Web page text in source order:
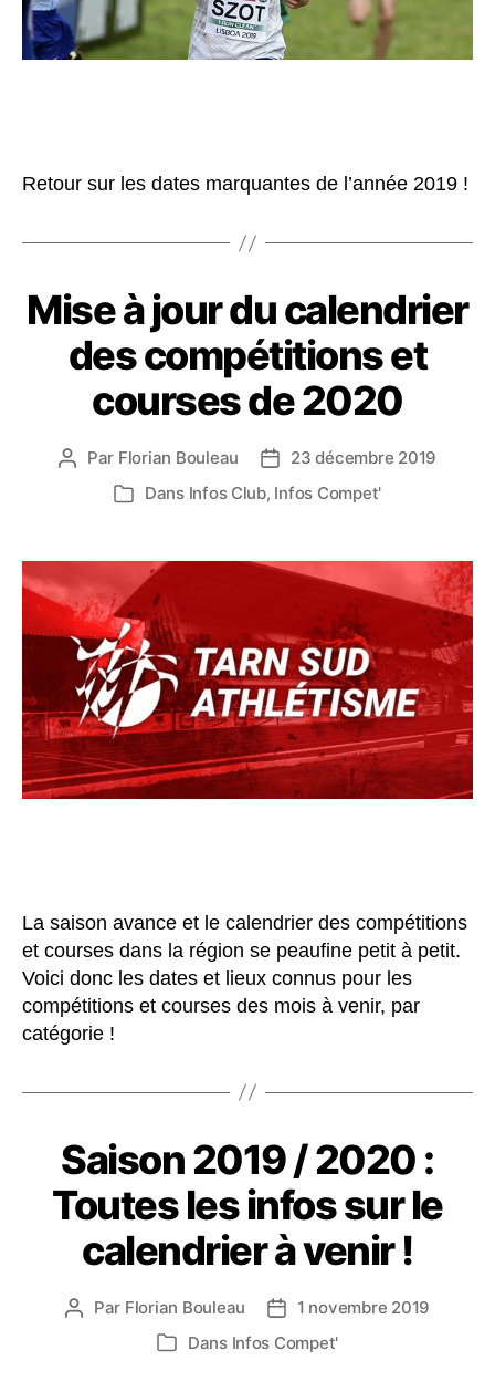
Retour sur les dates marquantes de l’année 2019 !
Mise à jour du calendrier
des compétitions et
courses de 2020
Auteur
l’article
Par Florian Bouleau
Date
de
l’article
23 décembre 2019
Catégories
Dans Infos Club, Infos Compet'
La saison avance et le calendrier des compétitions
et courses dans la région se peaufine petit à petit.
Voici donc les dates et lieux connus pour les
compétitions et courses des mois à venir, par
catégorie !
Saison 2019 / 2020 :
Toutes les infos sur le
calendrier à venir !
Auteur
Par Florian Bouleau
Date
de
l’article
1 novembre 2019
Catégories
Dans Infos Compet'